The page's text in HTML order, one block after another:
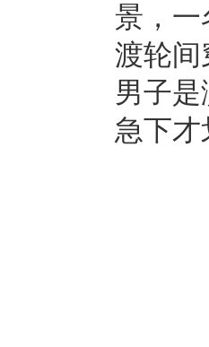
景，一
渡轮间
男子
急下才